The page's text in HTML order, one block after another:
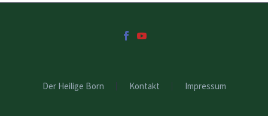
Der Heilige Born Kontakt Impressum